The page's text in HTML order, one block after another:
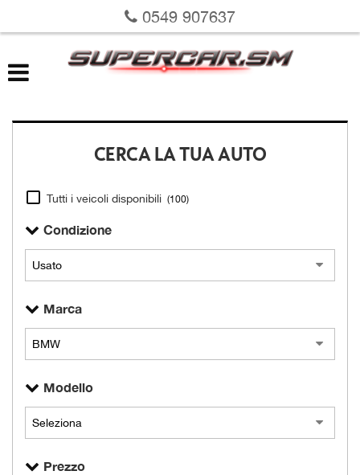
VALUTAZIONE USATO
SU DI NOI
CERCA LA TUA AUTO
Tutti i veicoli disponibili (100)
Condizione
Marca
Modello
Prezzo
0549 907637